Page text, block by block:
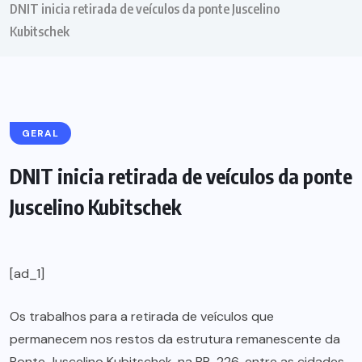
DNIT inicia retirada de veículos da ponte Juscelino
Kubitschek
GERAL
DNIT inicia retirada de veículos da ponte
Juscelino Kubitschek
[ad_1]
Os trabalhos para a retirada de veículos que
permanecem nos restos da estrutura remanescente da